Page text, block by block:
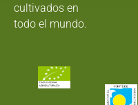
cultivados en
todo el mundo.